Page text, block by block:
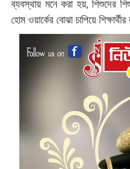
ব্যবস্থায় মনে করা হয়, শিশুদের
হোম ওয়ার্কের বোঝা চাপিয়ে